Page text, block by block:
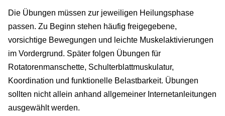
Die Übungen müssen zur jeweiligen Heilungsphase
passen. Zu Beginn stehen häufig freigegebene,
vorsichtige Bewegungen und leichte Muskelaktivierungen
im Vordergrund. Später folgen Übungen für
Rotatorenmanschette, Schulterblattmuskulatur,
Koordination und funktionelle Belastbarkeit. Übungen
sollten nicht allein anhand allgemeiner Internetanleitungen
ausgewählt werden.